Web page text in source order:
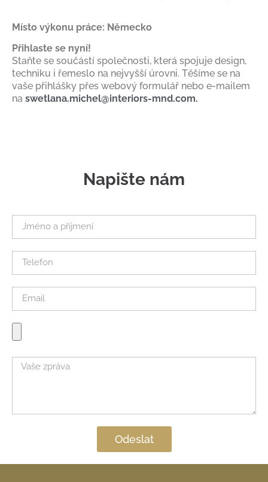
Místo výkonu práce: Německo
Přihlaste se nyní!
Staňte se součástí společnosti, která spojuje design,
techniku i řemeslo na nejvyšší úrovni. Těšíme se na
vaše přihlášky přes webový formulář nebo e-mailem
na swetlana.michel@interiors-mnd.com.
Napište nám
Odeslat